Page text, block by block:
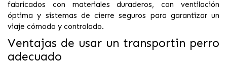
fabricados con materiales duraderos, con ventilación
óptima y sistemas de cierre seguros para garantizar un
viaje cómodo y controlado.
Ventajas de usar un transportin perro
adecuado